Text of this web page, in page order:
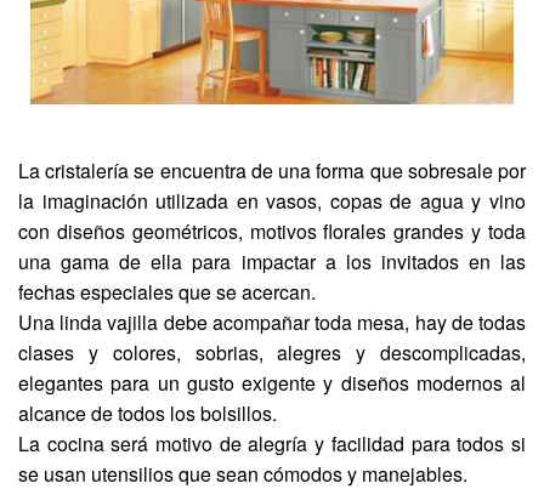
La cristalería se encuentra de una forma que sobresale por
la imaginación utilizada en vasos, copas de agua y vino
con diseños geométricos, motivos florales grandes y toda
una gama de ella para impactar a los invitados en las
fechas especiales que se acercan.
Una linda vajilla debe acompañar toda mesa, hay de todas
clases y colores, sobrias, alegres y descomplicadas,
elegantes para un gusto exigente y diseños modernos al
alcance de todos los bolsillos.
La cocina será motivo de alegría y facilidad para todos si
se usan utensilios que sean cómodos y manejables.